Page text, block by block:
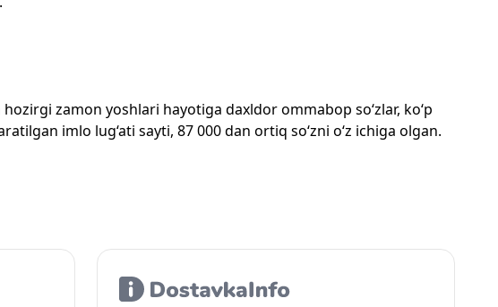
zamon yoshlari hayotiga daxldor ommabop so‘zlar, ko‘p
imlo lug‘ati sayti, 87 000 dan ortiq so‘zni o‘z ichiga olgan.